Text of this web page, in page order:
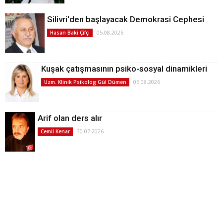
Silivri'den başlayacak Demokrasi Cephesi
Hasan Baki Çifçi 05.08.2026
Kuşak çatışmasının psiko-sosyal dinamikleri
Uzm. Klinik Psikolog Gül Dümen 05.08.2026
Arif olan ders alır
Cemil Kenar 30.07.2026